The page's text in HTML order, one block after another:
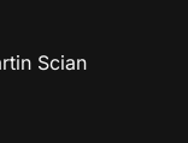
Scian